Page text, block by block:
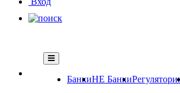
БанкиНЕ Банки